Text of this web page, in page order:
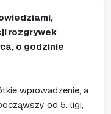
rozgrywek
o godzinie
wprowadzenie, a
od 5. ligi,